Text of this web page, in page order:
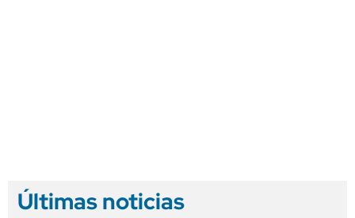
Últimas noticias